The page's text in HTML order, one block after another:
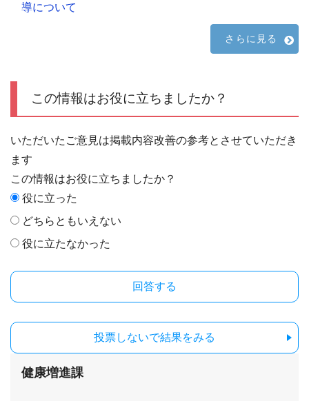
導について
さらに見る
この情報はお役に立ちましたか？
いただいたご意見は掲載内容改善の参考とさせていただき
ます
この情報はお役に立ちましたか？
役に立った
どちらともいえない
役に立たなかった
投票しないで結果をみる
健康増進課